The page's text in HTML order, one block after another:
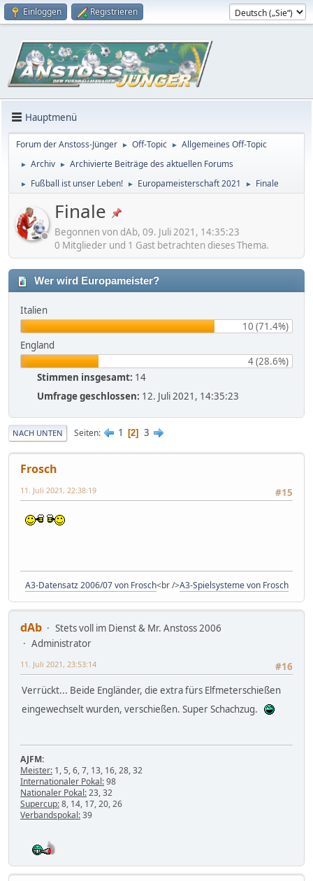
Einloggen Registrieren
Hauptmenü
Forum der Anstoss-Jünger ► Off-Topic ► Allgemeines Off-Topic
► Archiv ► Archivierte Beiträge des aktuellen Forums
► Fußball ist unser Leben! ► Europameisterschaft 2021 ► Finale
Finale
Begonnen von dAb, 09. Juli 2021, 14:35:23
0 Mitglieder und 1 Gast betrachten dieses Thema.
Wer wird Europameister?
Italien
10 (71.4%)
England
4 (28.6%)
Stimmen insgesamt: 14
Umfrage geschlossen: 12. Juli 2021, 14:35:23
NACH UNTEN Seiten 1 2 3
Frosch
#15
11. Juli 2021, 22:38:19
A3-Datensatz 2006/07 von Frosch<br />A3-Spielsysteme von Frosch
dAb
Stets voll im Dienst & Mr. Anstoss 2006
Administrator
#16
11. Juli 2021, 23:53:14
Verrückt... Beide Engländer, die extra fürs Elfmeterschießen
eingewechselt wurden, verschießen. Super Schachzug.
AJFM:
Meister: 1, 5, 6, 7, 13, 16, 28, 32
Internationaler Pokal:98
Nationaler Pokal:23, 32
Supercup:8, 14, 17, 20, 26
Verbandspokal:39